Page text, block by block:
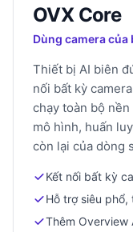
OVX Core
Dùng camera của
Thiết bị AI biên
nối bất kỳ
chạy toàn bộ
mô hình, huấn
còn lại của dòng
Kết nối bất kỳ
Hỗ trợ siêu
Thêm Overview